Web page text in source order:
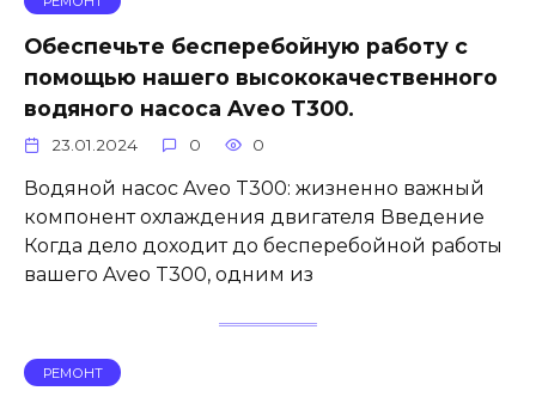
Обеспечьте бесперебойную работу с
помощью нашего высококачественного
водяного насоса Aveo T300.
23.01.2024 0 0
Водяной насос Aveo T300: жизненно важный
компонент охлаждения двигателя Введение
Когда дело доходит до бесперебойной работы
вашего Aveo T300, одним из
РЕМОНТ